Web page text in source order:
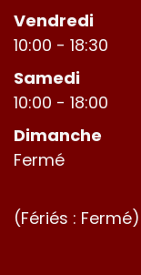
Vendredi
10:00 - 18:30
Samedi
10:00 - 18:00
Dimanche
Fermé
(Fériés : Fermé)